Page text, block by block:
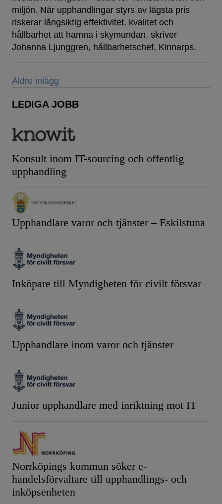
miljön. När upphandlingar styrs av lägsta pris
riskerar långsiktig effektivitet, kvalitet och
hållbarhet att hamna i skymundan, skriver
Johanna Ljunggren, hållbarhetschef, Kinnarps.
Inläggsnavigering
Äldre inlägg
LEDIGA JOBB
Konsult inom IT-sourcing och offentlig
upphandling
Upphandlare varor och tjänster – Eskilstuna
Inköpare till Myndigheten för civilt försvar
Upphandlare inom varor och tjänster
Junior upphandlare med inriktning mot IT
Norrköpings kommun söker e-
handelsförvaltare till upphandlings- och
inköpsenheten